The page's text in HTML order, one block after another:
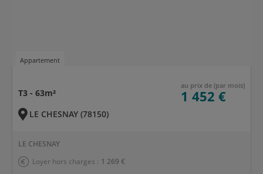
Appartement
T3 - 63m²
au prix de (par mois)
1 452 €
LE CHESNAY (78150)
LE CHESNAY
Loyer hors charges : 1 269 €